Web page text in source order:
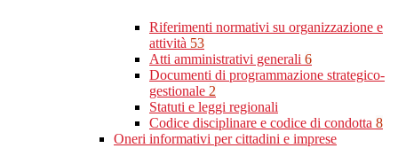
Riferimenti normativi su organizzazione e
attività 53
Atti amministrativi generali 6
Documenti di programmazione strategico-
gestionale 2
Statuti e leggi regionali
Codice disciplinare e codice di condotta 8
Oneri informativi per cittadini e imprese